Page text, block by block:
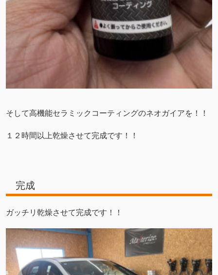
そして高機能セラミックコーティングのネオガイアを！！
１２時間以上乾燥させて完成です！！
完成
ガッチリ乾燥させて完成です！！